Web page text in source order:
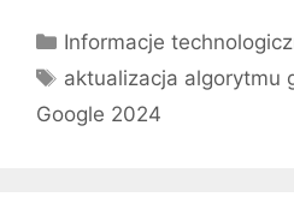
Kategorie
Informacje
Tagi
aktualizacja algorytmu
Google 2024